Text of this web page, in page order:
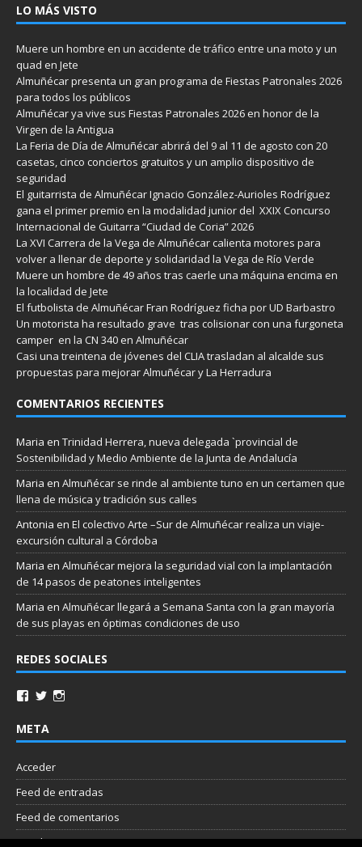
LO MÁS VISTO
Muere un hombre en un accidente de tráfico entre una moto y un
quad en Jete
Almuñécar presenta un gran programa de Fiestas Patronales 2026
para todos los públicos
Almuñécar ya vive sus Fiestas Patronales 2026 en honor de la
Virgen de la Antigua
La Feria de Día de Almuñécar abrirá del 9 al 11 de agosto con 20
casetas, cinco conciertos gratuitos y un amplio dispositivo de
seguridad
El guitarrista de Almuñécar Ignacio González-Aurioles Rodríguez
gana el primer premio en la modalidad junior del XXIX Concurso
Internacional de Guitarra “Ciudad de Coria” 2026
La XVI Carrera de la Vega de Almuñécar calienta motores para
volver a llenar de deporte y solidaridad la Vega de Río Verde
Muere un hombre de 49 años tras caerle una máquina encima en
la localidad de Jete
El futbolista de Almuñécar Fran Rodríguez ficha por UD Barbastro
Un motorista ha resultado grave tras colisionar con una furgoneta
camper en la CN 340 en Almuñécar
Casi una treintena de jóvenes del CLIA trasladan al alcalde sus
propuestas para mejorar Almuñécar y La Herradura
COMENTARIOS RECIENTES
Maria en Trinidad Herrera, nueva delegada `provincial de
Sostenibilidad y Medio Ambiente de la Junta de Andalucía
Maria en Almuñécar se rinde al ambiente tuno en un certamen que
llena de música y tradición sus calles
Antonia en El colectivo Arte –Sur de Almuñécar realiza un viaje-
excursión cultural a Córdoba
Maria en Almuñécar mejora la seguridad vial con la implantación
de 14 pasos de peatones inteligentes
Maria en Almuñécar llegará a Semana Santa con la gran mayoría
de sus playas en óptimas condiciones de uso
REDES SOCIALES
META
Acceder
Feed de entradas
Feed de comentarios
WordPress.org